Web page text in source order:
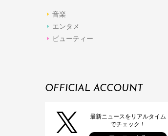
音楽
エンタメ
ビューティー
OFFICIAL ACCOUNT
最新ニュースをリアルタイム
でチェック！